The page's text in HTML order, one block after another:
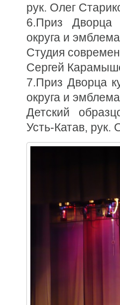
рук. Олег
6.Приз Дворца
округа и
Студия
Сергей
7.Приз Дворца
округа и
Детский
Усть-Катав,